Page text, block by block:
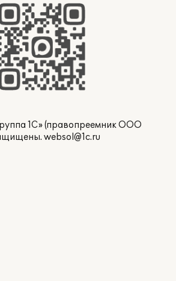
1С» (правопреемник ООО
websol@1c.ru